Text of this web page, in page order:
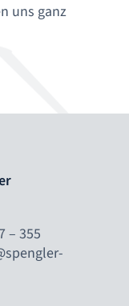
uns ganz
– 355